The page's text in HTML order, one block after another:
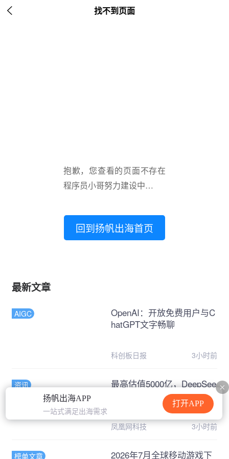
扬帆出海APP
一站式满足出海需求
打开APP
 找不到页面
抱歉，您查看的页面不存在
程序员小哥努力建设中…
回到扬帆出海首页
最新文章
AIGC
OpenAI：开放免费用户与C
hatGPT文字畅聊
科创板日报 3小时前
资讯
最高估值5000亿，DeepSee
k和Kimi被抢疯了
凤凰网科技 3小时前
榜单文章 2026年7月全球移动游戏下